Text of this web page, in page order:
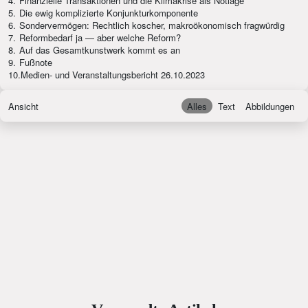
5. Die ewig komplizierte Konjunkturkomponente
6. Sondervermögen: Rechtlich koscher, makroökonomisch fragwürdig
7. Reformbedarf ja — aber welche Reform?
8. Auf das Gesamtkunstwerk kommt es an
9. Fußnote
10.Medien- und Veranstaltungsbericht 26.10.2023
Ansicht Alles Text Abbildungen